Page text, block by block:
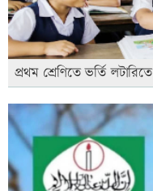
প্রথম শ্রেণিতে ভর্তি লটারিতে